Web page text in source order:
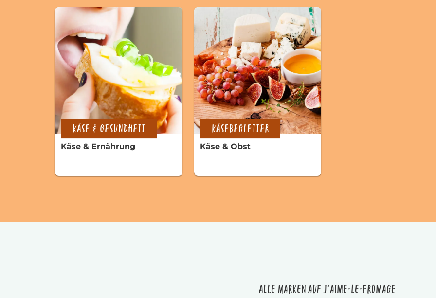
KÄSE & GESUNDHEIT
Käse & Ernährung
KÄSEBEGLEITER
Käse & Obst
Alle Marken auf J'aime-le-fromage